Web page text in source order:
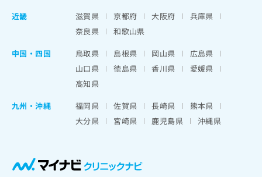
近畿
滋賀県 京都府 大阪府
兵庫県
奈良県
和歌山県
中国・四国
鳥取県 島根県 岡山県
広島県
山口県
徳島県 香川県
愛媛県
高知県
九州・沖縄
福岡県 佐賀県 長崎県
熊本県
大分県
宮崎県 鹿児島県 沖縄県